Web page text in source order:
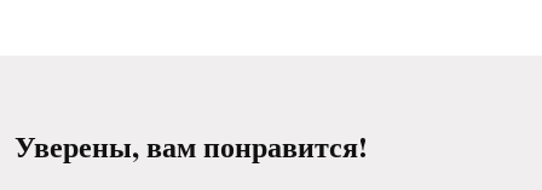
Уверены, вам понравится!